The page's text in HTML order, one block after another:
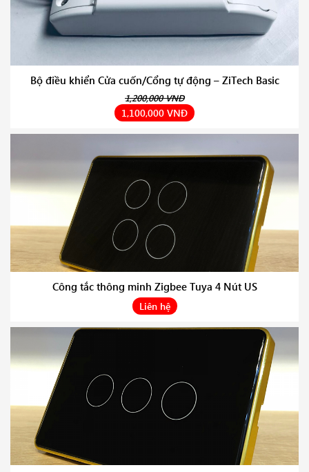
Bộ điều khiển Cửa cuốn/Cổng tự động – ZiTech Basic
1,200,000 VNĐ
1,100,000 VNĐ
Công tắc thông minh Zigbee Tuya 4 Nút US
Liên hệ